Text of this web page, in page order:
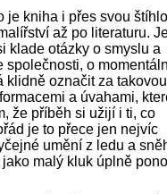
je kniha i přes svou
až po literaturu.
klade otázky o smyslu a
společnosti, o
klidně označit za takovou
a úvahami,
že příběh si užijí i ti, co
je to přece jen nejvíc
umění z ledu a
malý kluk úplně